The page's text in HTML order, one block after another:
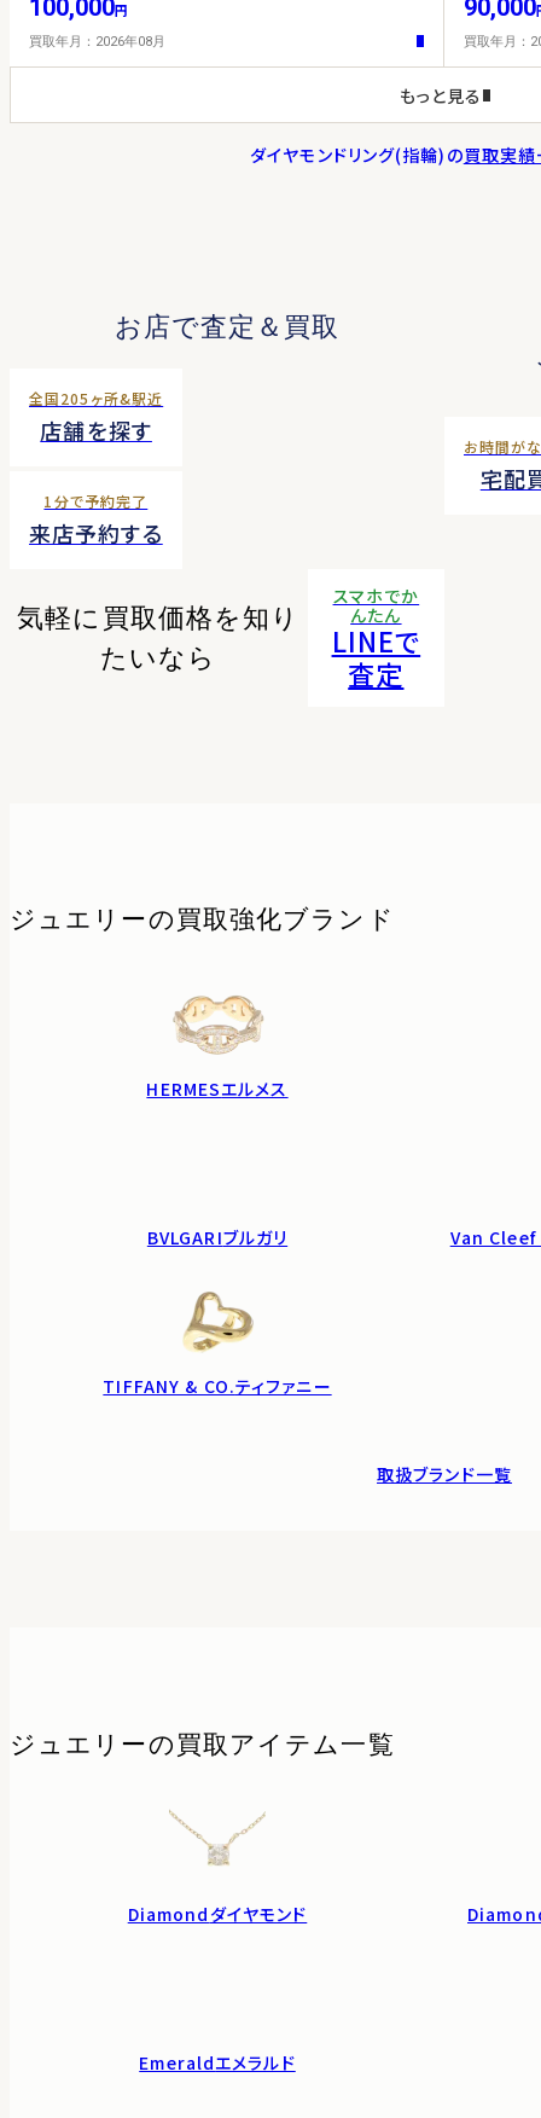
100,000円
買取年月：2026年08月
90,000
買取年月：
もっと見る
ダイヤモンドリング(指輪)の買取実績
お店で査定＆買取
全国205ヶ所&駅近
店舗を探す
1分で予約完了
来店予約する
お時間が
宅配
気軽に買取価格を知り
たいなら
スマホでか
んたん
LINEで
査定
ジュエリーの 買取強化ブランド
HERMESエルメス
BVLGARIブルガリ Van
TIFFANY & CO.ティファニー
取扱ブランド一覧
ジュエリーの 買取アイテム一覧
Diamond ダイヤモンド
Emeraldエメラルド